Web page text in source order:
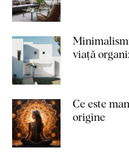
viață
Ce este
origine